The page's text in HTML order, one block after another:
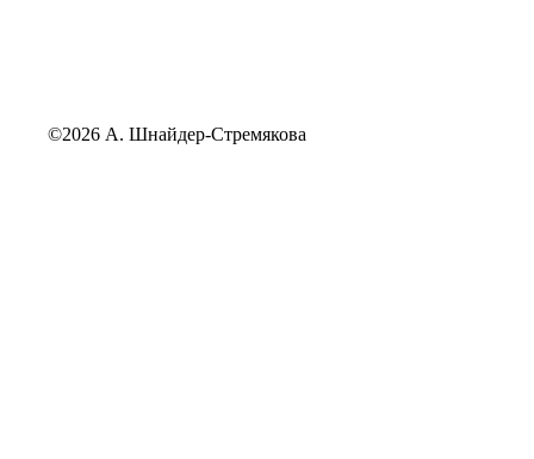
©2026 А. Шнайдер-Стремякова